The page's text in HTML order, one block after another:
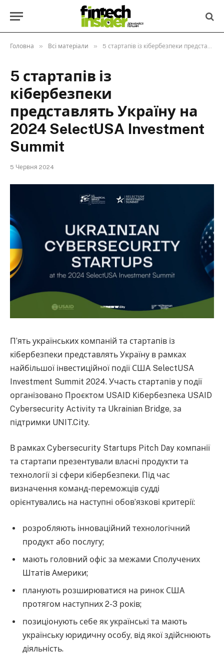
Головна » Всі матеріали » 5 стартапів із кібербезпеки представлять Україну на 2024 SelectUSA Investment Summit
5 стартапів із
кібербезпеки
представлять Україну на
2024 SelectUSA Investment
Summit
5 Червня 2024
П’ять українських компаній та стартапів із
кібербезпеки представлять Україну в рамках
найбільшої інвестиційної події США SelectUSA
Investment Summit 2024. Участь стартапів у події
організовано Проєктом USAID Кібербезпека USAID
Cybersecurity Activity та Ukrainian Bridge, за
підтримки UNIT.City.
В рамках Cybersecurity Startups Pitch Day компанії
та стартапи презентували власні продукти та
технології зі сфери кібербезпеки. Під час
визначення команд-переможців судді
орієнтувались на наступні обов’язкові критерії:
розробляють інноваційний технологічний
продукт або послугу;
мають головний офіс за межами Сполучених
Штатів Америки;
планують розширюватися на ринок США
протягом наступних 2-3 років;
позиціонують себе як українські та мають
українську юридичну особу, від якої здійснюють
діяльність.